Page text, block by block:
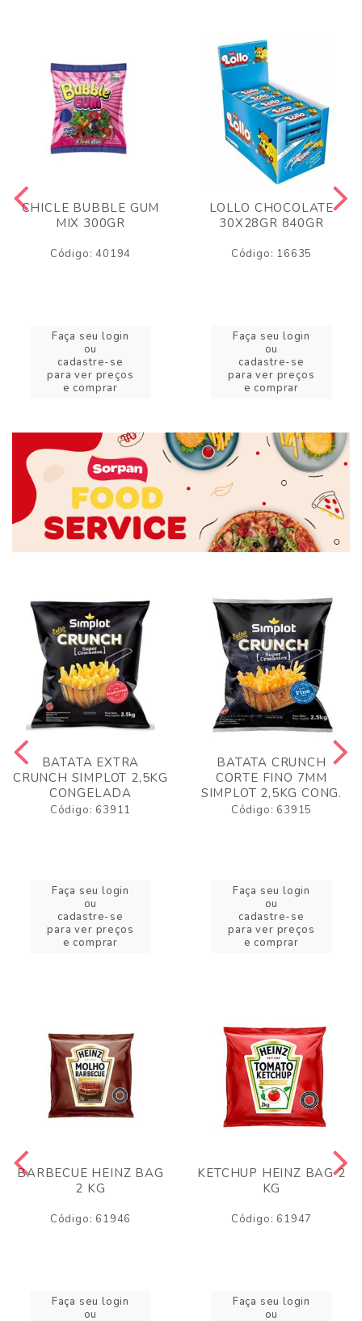
CHICLE BUBBLE GUM
MIX 300GR
Código: 40194
Faça seu login
ou
cadastre-se
para ver preços
e comprar
LOLLO CHOCOLATE
30X28GR 840GR
Código: 16635
Faça seu login
ou
cadastre-se
para ver preços
e comprar
BATATA EXTRA
CRUNCH SIMPLOT 2,5KG
CONGELADA
Código: 63911
Faça seu login
ou
cadastre-se
para ver preços
e comprar
BATATA CRUNCH
CORTE FINO 7MM
SIMPLOT 2,5KG CONG.
Código: 63915
Faça seu login
ou
cadastre-se
para ver preços
e comprar
BARBECUE HEINZ BAG
2 KG
Código: 61946
Faça seu login
ou
KETCHUP HEINZ BAG 2
KG
Código: 61947
Faça seu login
ou